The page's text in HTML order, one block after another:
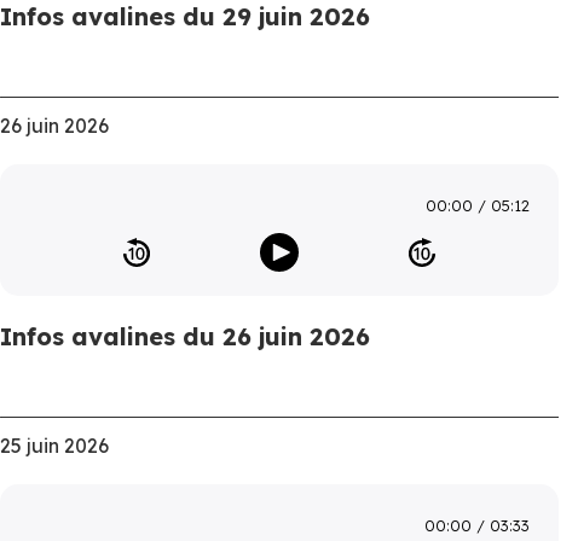
Infos avalines du 29 juin 2026
26 juin 2026
00:00 05:12
Infos avalines du 26 juin 2026
25 juin 2026
00:00 03:33